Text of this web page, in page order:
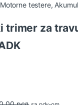
Motorne testere,
trimer za